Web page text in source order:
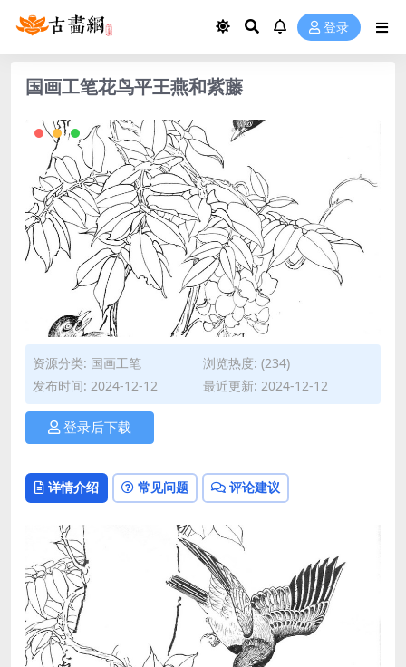
登录
国画工笔花鸟平王燕和紫藤
资源分类: 国画工笔
浏览热度: (234)
发布时间: 2024-12-12
最近更新: 2024-12-12
登录后下载
详情介绍 常见问题 评论建议